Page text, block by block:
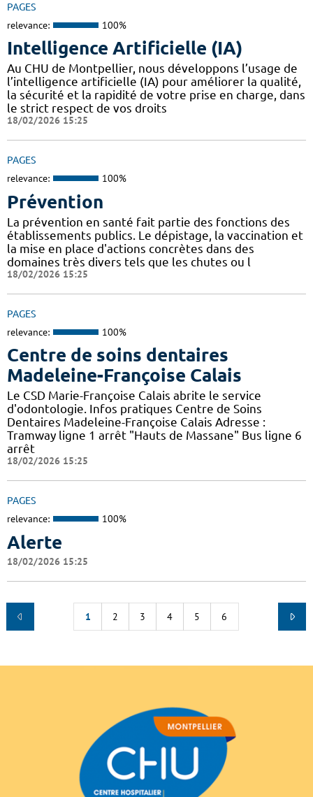
PAGES
relevance: 100%
Intelligence Artificielle (IA)
Au CHU de Montpellier, nous développons l’usage de
l’intelligence artificielle (IA) pour améliorer la qualité,
la sécurité et la rapidité de votre prise en charge, dans
le strict respect de vos droits
18/02/2026 15:25
PAGES
relevance: 100%
Prévention
La prévention en santé fait partie des fonctions des
établissements publics. Le dépistage, la vaccination et
la mise en place d'actions concrètes dans des
domaines très divers tels que les chutes ou l
18/02/2026 15:25
PAGES
relevance: 100%
Centre de soins dentaires
Madeleine-Françoise Calais
Le CSD Marie-Françoise Calais abrite le service
d'odontologie. Infos pratiques Centre de Soins
Dentaires Madeleine-Françoise Calais Adresse :
Tramway ligne 1 arrêt "Hauts de Massane" Bus ligne 6
arrêt
18/02/2026 15:25
PAGES
relevance: 100%
Alerte
18/02/2026 15:25
1 2 3 4 5 6